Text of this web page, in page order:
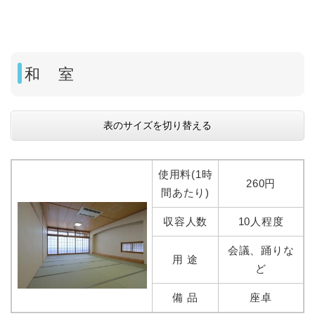
和 室
表のサイズを切り替える
使用料(1時
間あたり)
260円
収容人数 10人程度
用 途
会議、踊りな
ど
備 品 座卓